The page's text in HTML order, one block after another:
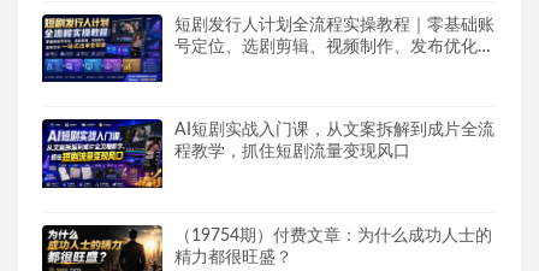
短剧发行人计划全流程实操教程｜零基础账
号定位、选剧剪辑、视频制作、发布优化一
AI短剧实战入门课，从文案拆解到成片全流
程教学，抓住短剧流量变现风口
（19754期）付费文章：为什么成功人士的
精力都很旺盛？